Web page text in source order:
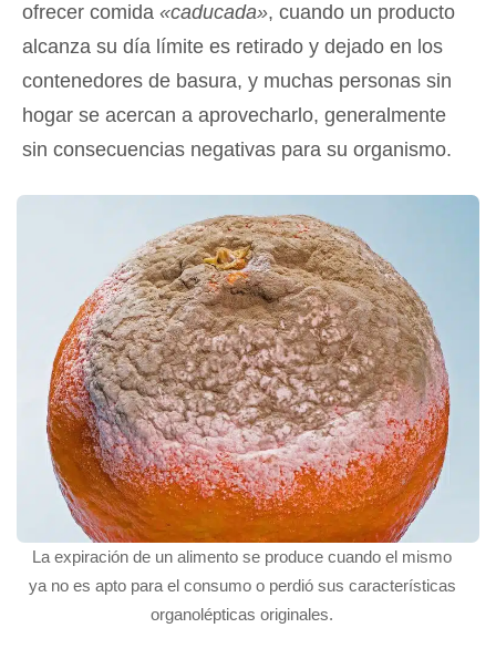
ofrecer comida «caducada», cuando un producto
alcanza su día límite es retirado y dejado en los
contenedores de basura, y muchas personas sin
hogar se acercan a aprovecharlo, generalmente
sin consecuencias negativas para su organismo.
La expiración de un alimento se produce cuando el mismo
ya no es apto para el consumo o perdió sus características
organolépticas originales.